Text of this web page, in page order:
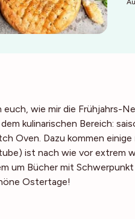
wie mir die Frühjahrs-
kulinarischen Bereich:
Oven. Dazu kommen einige
ist nach wie vor extrem
um Bücher mit
Ostertage!